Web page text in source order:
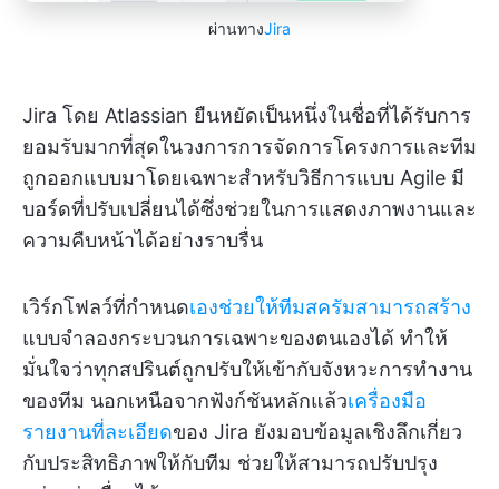
ผ่านทางJira
Jira โดย Atlassian ยืนหยัดเป็นหนึ่งในชื่อที่ได้รับการ
ยอมรับมากที่สุดในวงการการจัดการโครงการและทีม
ถูกออกแบบมาโดยเฉพาะสำหรับวิธีการแบบ Agile มี
บอร์ดที่ปรับเปลี่ยนได้ซึ่งช่วยในการแสดงภาพงานและ
ความคืบหน้าได้อย่างราบรื่น
เวิร์กโฟลว์ที่กำหนดเองช่วยให้ทีมสครัมสามารถสร้าง
แบบจำลองกระบวนการเฉพาะของตนเองได้ ทำให้
มั่นใจว่าทุกสปรินต์ถูกปรับให้เข้ากับจังหวะการทำงาน
ของทีม นอกเหนือจากฟังก์ชันหลักแล้วเครื่องมือ
รายงานที่ละเอียดของ Jira ยังมอบข้อมูลเชิงลึกเกี่ยว
กับประสิทธิภาพให้กับทีม ช่วยให้สามารถปรับปรุง